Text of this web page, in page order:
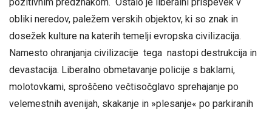
pozitivnim predznakom. Ostalo je liberalni prispevek v
obliki neredov, paležem verskih objektov, ki so znak in
dosežek kulture na katerih temelji evropska civilizacija.
Namesto ohranjanja civilizacije tega nastopi destrukcija in
devastacija. Liberalno obmetavanje policije s baklami,
molotovkami, sproščeno večtisočglavo sprehajanje po
velemestnih avenijah, skakanje in »plesanje« po parkiranih